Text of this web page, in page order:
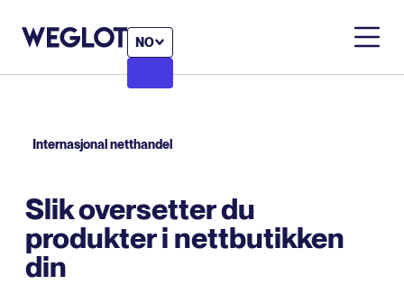
NO
Internasjonal netthandel
Slik oversetter du
produkter i nettbutikken
din